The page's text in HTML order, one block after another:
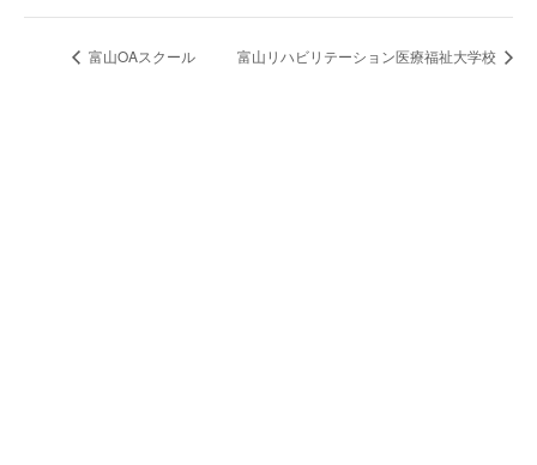
富山OAスクール 富山リハビリテーション医療福祉大学校